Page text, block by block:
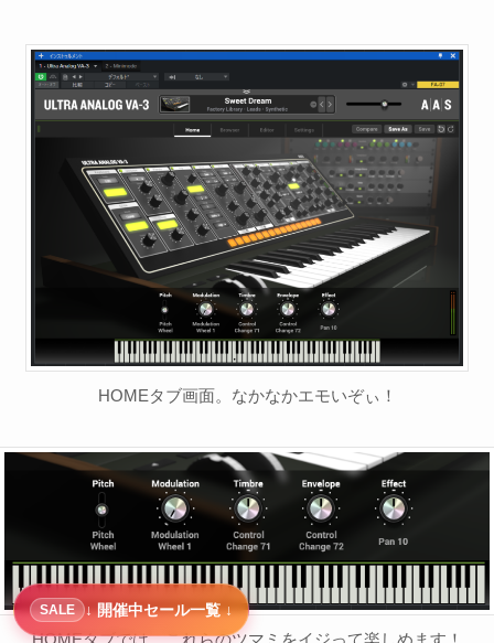
HOMEタブ画面。なかなかエモいぞぃ！
HOMEタブでは、これらのツマミをイジって楽しめます！
SALE ↓ 開催中セール一覧 ↓